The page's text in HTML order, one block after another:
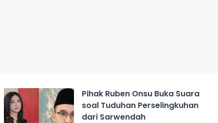
Pihak Ruben Onsu Buka Suara
soal Tuduhan Perselingkuhan
dari Sarwendah